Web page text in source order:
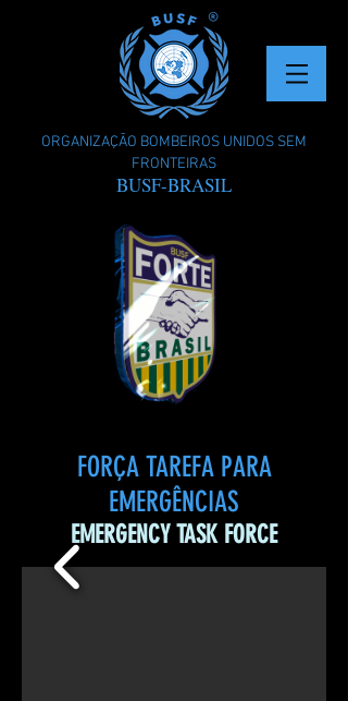
ORGANIZAÇÃO BOMBEIROS UNIDOS SEM
FRONTEIRAS
BUSF-BRASIL
FORÇA TAREFA PARA
EMERGÊNCIAS
EMERGENCY TASK FORCE